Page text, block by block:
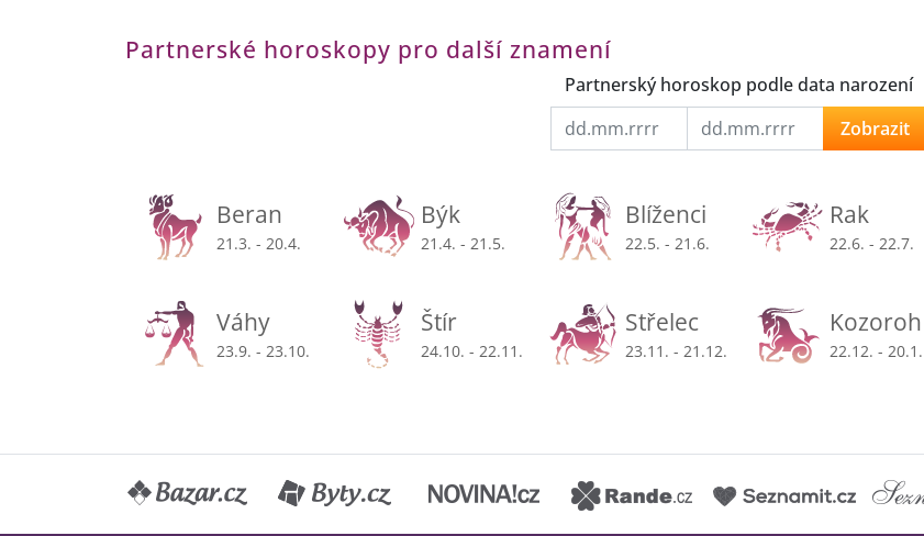
Partnerské horoskopy pro další znamení
Partnerský horoskop podle data narození
Zobrazit
Beran
21.3. - 20.4.
Býk
21.4. - 21.5.
Blíženci
22.5. - 21.6.
Rak
22.6. - 22.7.
Váhy
23.9. - 23.10.
Štír
24.10. - 22.11.
Střelec
23.11. - 21.12.
Kozoroh
22.12. - 20.1.